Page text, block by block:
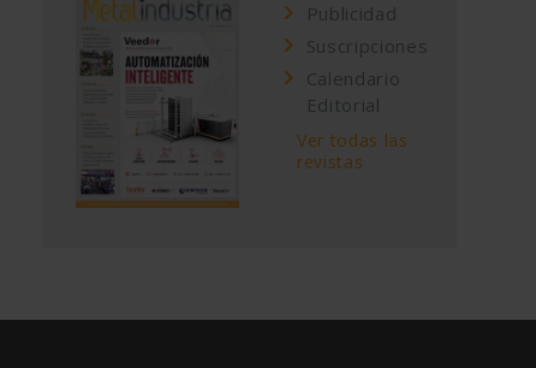
Publicidad
Suscripciones
Calendario
Editorial
Ver todas las
revistas